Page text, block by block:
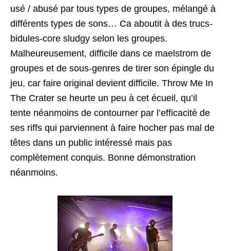
usé / abusé par tous types de groupes, mélangé à
différents types de sons… Ca aboutit à des trucs-
bidules-core sludgy selon les groupes.
Malheureusement, difficile dans ce maelstrom de
groupes et de sous-genres de tirer son épingle du
jeu, car faire original devient difficile. Throw Me In
The Crater se heurte un peu à cet écueil, qu’il
tente néanmoins de contourner par l’efficacité de
ses riffs qui parviennent à faire hocher pas mal de
têtes dans un public intéressé mais pas
complètement conquis. Bonne démonstration
néanmoins.